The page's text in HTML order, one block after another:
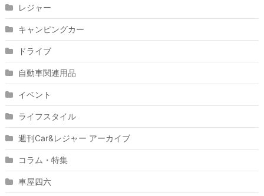
レジャー
キャンピングカー
ドライブ
自動車関連用品
イベント
ライフスタイル
週刊Car&レジャー アーカイブ
コラム・特集
車屋四六